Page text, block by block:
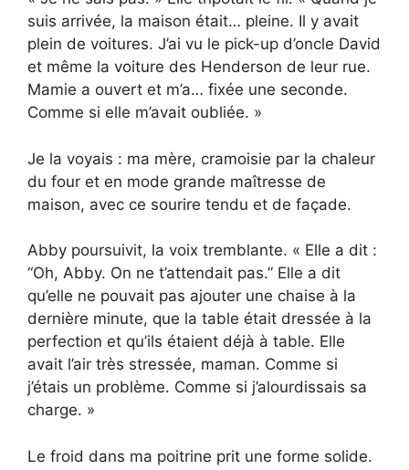
suis arrivée, la maison était… pleine. Il y avait
plein de voitures. J’ai vu le pick-up d’oncle David
et même la voiture des Henderson de leur rue.
Mamie a ouvert et m’a… fixée une seconde.
Comme si elle m’avait oubliée. »
Je la voyais : ma mère, cramoisie par la chaleur
du four et en mode grande maîtresse de
maison, avec ce sourire tendu et de façade.
Abby poursuivit, la voix tremblante. « Elle a dit :
“Oh, Abby. On ne t’attendait pas.” Elle a dit
qu’elle ne pouvait pas ajouter une chaise à la
dernière minute, que la table était dressée à la
perfection et qu’ils étaient déjà à table. Elle
avait l’air très stressée, maman. Comme si
j’étais un problème. Comme si j’alourdissais sa
charge. »
Le froid dans ma poitrine prit une forme solide.